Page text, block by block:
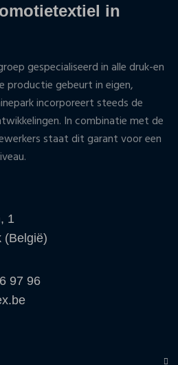
in
gespecialiseerd in alle druk-en
productie gebeurt in eigen,
incorporeert steeds de
In combinatie met de
staat dit garant voor een
1
(België)
97 96